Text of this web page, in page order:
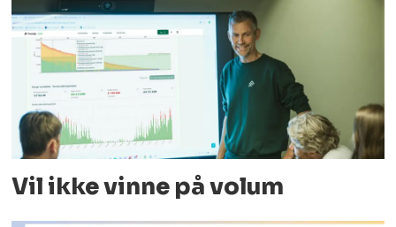
Vil ikke vinne på volum